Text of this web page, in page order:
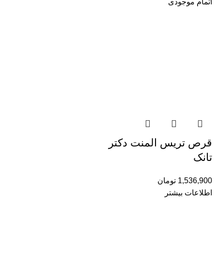
اتمام موجودی
قرص تریس المنت دکتر
تانک
1,536,900 تومان
اطلاعات بیشتر